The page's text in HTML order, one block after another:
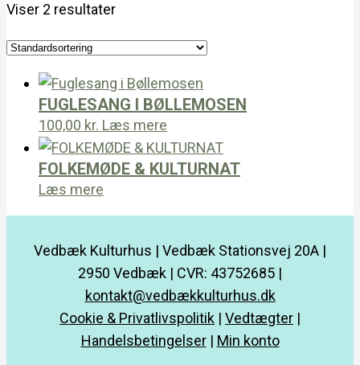
Viser 2 resultater
FUGLESANG I BØLLEMOSEN
100,00 kr. Læs mere
FOLKEMØDE & KULTURNAT
Læs mere
Vedbæk Kulturhus | Vedbæk Stationsvej 20A |
2950 Vedbæk | CVR: 43752685 |
kontakt@vedbækkulturhus.dk
Cookie & Privatlivspolitik | Vedtægter |
Handelsbetingelser| Min konto